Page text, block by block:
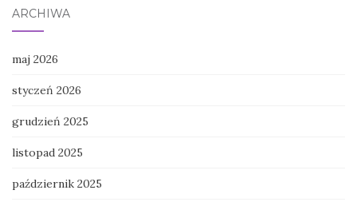
ARCHIWA
maj 2026
styczeń 2026
grudzień 2025
listopad 2025
październik 2025